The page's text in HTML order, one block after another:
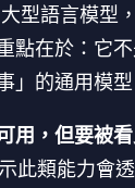
型語言模型
點在於：它
」的通用模
用，但要被
此類能力會